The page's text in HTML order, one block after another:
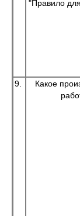
"Правило
9.
Какое